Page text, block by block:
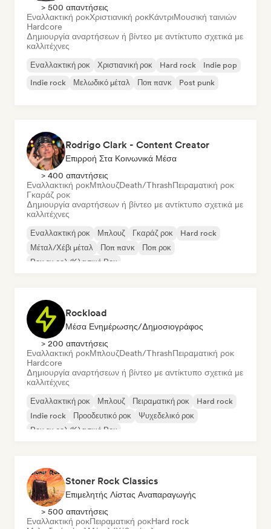
> 500 απαντήσεις
Εναλλακτική ροκΧριστιανική ροκΚάντριΜουσική ταινιών
Hardcore
Δημιουργία αναρτήσεων ή βίντεο με αντίκτυπο σχετικά με
καλλιτέχνες
Εναλλακτική ροκ Χριστιανική ροκ Hard rock
Indie pop
Indie rock
Μελωδικό μέταλ Ποπ πανκ Post punk
Rodrigo Clark - Content Creator
Επιρροή Στα Κοινωνικά Μέσα
> 400 απαντήσεις
Εναλλακτική ροκΜπλουζDeath/ThrashΠειραματική ροκ
Γκαράζ ροκ
Δημιουργία αναρτήσεων ή βίντεο με αντίκτυπο σχετικά με
καλλιτέχνες
Εναλλακτική ροκ Μπλουζ Γκαράζ ροκ
Hard rock
Μέταλ/Χέβι μέταλ
Ποπ πανκ
Ποπ ροκ
Ροκ εν ρολ/Κλασικό Ροκ
Rockload
Μέσα Ενημέρωσης/Δημοσιογράφος
> 200 απαντήσεις
Εναλλακτική ροκΜπλουζDeath/ThrashΠειραματική ροκ
Hardcore
Δημιουργία αναρτήσεων ή βίντεο με αντίκτυπο σχετικά με
καλλιτέχνες
Εναλλακτική ροκ Μπλουζ Πειραματική ροκ
Hard rock
Indie rock
Προοδευτικό ροκ
Ψυχεδελικό ροκ
Ροκ εν ρολ/Κλασικό Ροκ
Stoner Rock Classics
Επιμελητής Λίστας Αναπαραγωγής
> 500 απαντήσεις
Εναλλακτική ροκΠειραματική ροκHard rock